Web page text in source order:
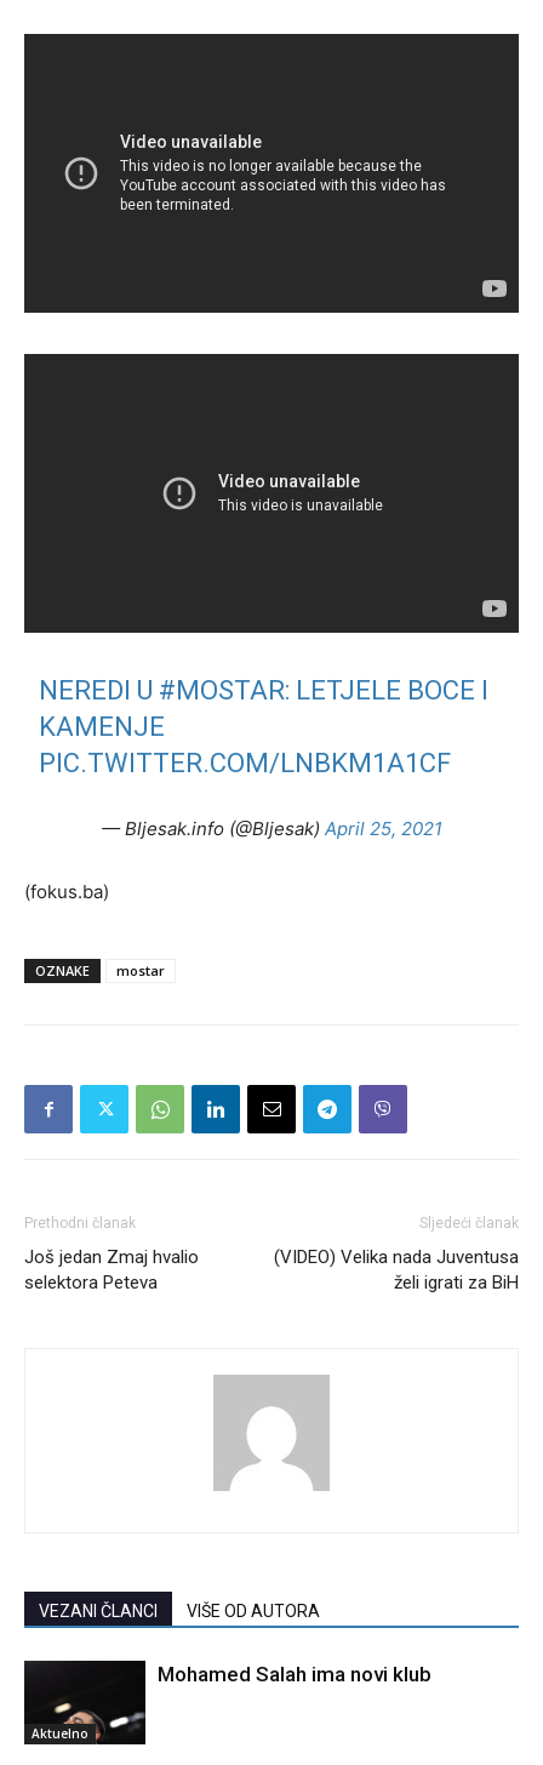
NEREDI U #MOSTAR: LETJELE BOCE I
KAMENJE
PIC.TWITTER.COM/LNBKM1A1CF
— Bljesak.info (@Bljesak) April 25, 2021
(fokus.ba)
OZNAKE mostar
Prethodni članak
Još jedan Zmaj hvalio
selektora Peteva
Sljedeći članak
(VIDEO) Velika nada Juventusa
želi igrati za BiH
VEZANI ČLANCI VIŠE OD AUTORA
Aktuelno
Mohamed Salah ima novi klub